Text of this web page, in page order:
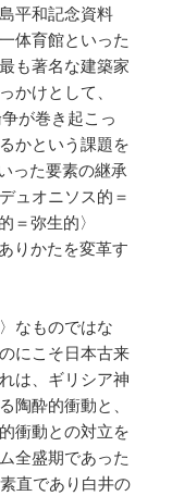
平和記念資料
体育館といった
も著名な建築家
かけとして、
が巻き起こっ
かという課題を
った要素の継承
ュオニソス的＝
＝弥生的〉
りかたを変革す
なものではな
にこそ日本古来
は、ギリシア神
陶酔的衝動と、
衝動との対立を
全盛期であった
直であり白井の